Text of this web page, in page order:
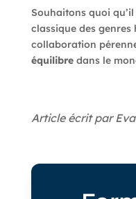
Souhaitons quoi
classique des genres
collaboration
équilibre dans le
Article écrit par